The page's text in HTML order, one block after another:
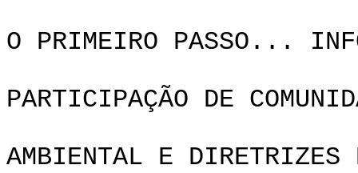
O PRIMEIRO PASSO...
PARTICIPAÇÃO DE
AMBIENTAL E DIRETRIZES